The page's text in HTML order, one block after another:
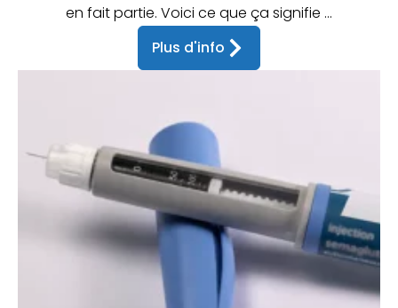
en fait partie. Voici ce que ça signifie ...
Plus d'info